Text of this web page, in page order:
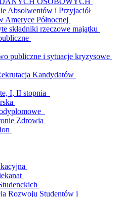
Absolwentów i Przyjaciół
Północnej
składniki rzeczowe majątku
publiczne i sytuacje kryzysowe
Kandydatów
I, II stopnia
Zdrowia
Rozwoju Studentów i